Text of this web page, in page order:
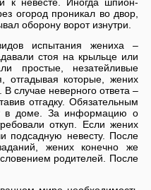
к невесте. Иногда шпион-
огород проникал во двор,
оборону ворот изнутри.
испытания жениха –
стоя на крыльце или
простые, незатейливые
отгадывая которые, жених
случае неверного ответа –
отгадку. Обязательным
в доме. За информацию о
откуп. Если жених
подсадную невесту. После
жених конечно же
родителей. После